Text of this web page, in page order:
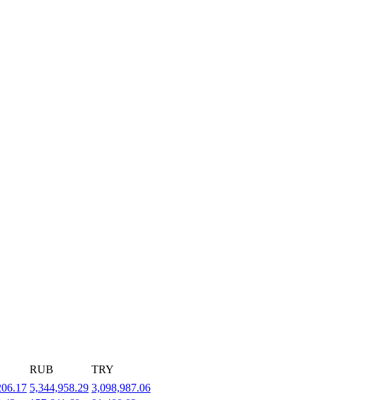
RUB
TRY
5,344,958.29 3,098,987.06